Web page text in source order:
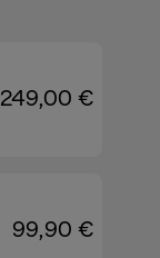
249,00 €
99,90 €